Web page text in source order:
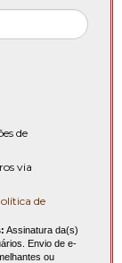
de
via
de
Assinatura da(s)
Envio de e-
ou